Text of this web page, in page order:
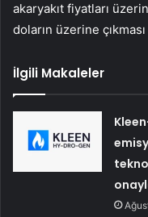
akaryakıt fiyatları
doların üzerine
İlgili Makaleler